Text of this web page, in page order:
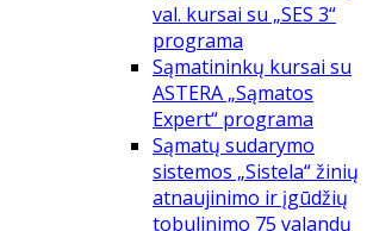
val. kursai su „SES 3“
programa
Sąmatininkų kursai su
ASTERA „Sąmatos
Expert“ programa
Sąmatų sudarymo
sistemos „Sistela“ žinių
atnaujinimo ir įgūdžių
tobulinimo 75 valandų